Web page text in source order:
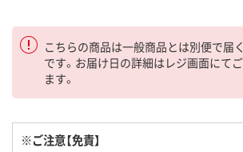
こちらの商品は一般商品とは別便で届
です。お届け日の詳細はレジ画面にて
ます。
※ご注意【免責】